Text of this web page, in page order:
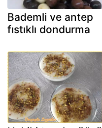
Bademli ve antep
fıstıklı dondurma